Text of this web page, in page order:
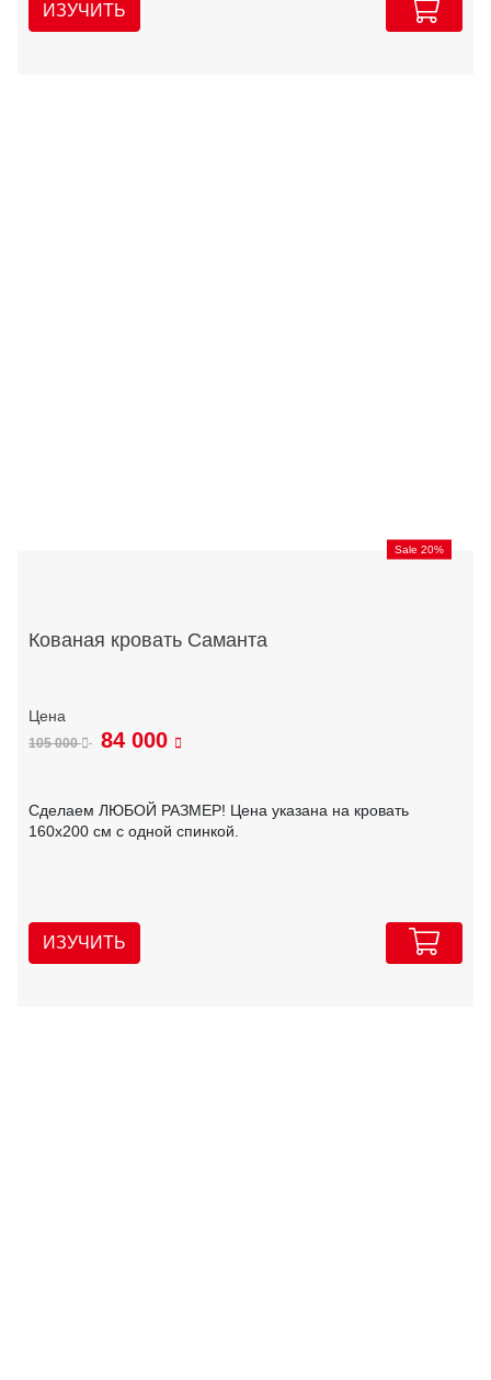
ИЗУЧИТЬ
Sale 20%
Кованая кровать Саманта
105 000 84 000
Сделаем ЛЮБОЙ РАЗМЕР! Цена указана на кровать
160х200 см с одной спинкой.
ИЗУЧИТЬ